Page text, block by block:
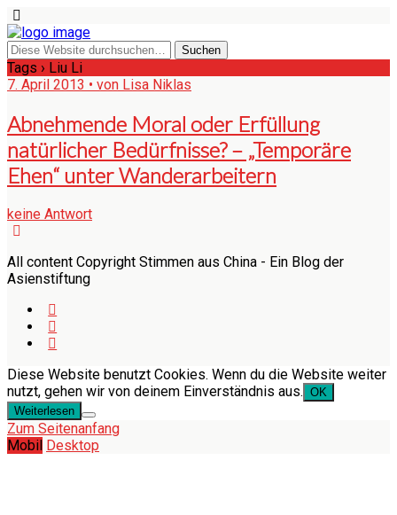
Tags › Liu Li
7. April 2013 • von Lisa Niklas
Abnehmende Moral oder Erfüllung
natürlicher Bedürfnisse? – „Temporäre
Ehen“ unter Wanderarbeitern
keine Antwort
All content Copyright Stimmen aus China - Ein Blog der
Asienstiftung
Diese Website benutzt Cookies. Wenn du die Website weiter
nutzt, gehen wir von deinem Einverständnis aus. OK
Weiterlesen
Zum Seitenanfang
Mobil Desktop